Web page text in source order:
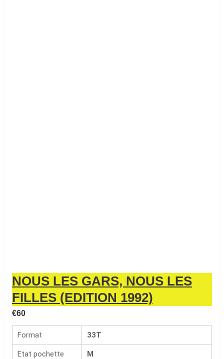
NOUS LES GARS, NOUS LES
FILLES (EDITION 1992)
€60
Format 33T
Etat pochette M